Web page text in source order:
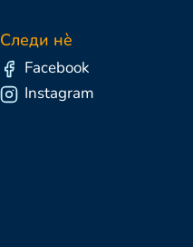
Следи нè
Facebook
Instagram